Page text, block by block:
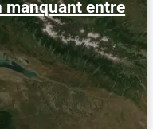
manquant entre
2026, des drones
frappé plusieurs cibles en
parmi...